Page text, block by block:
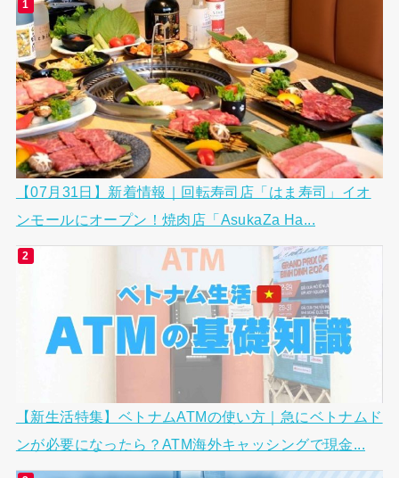
【07月31日】新着情報｜回転寿司店「はま寿司」イオ
ンモールにオープン！焼肉店「AsukaZa Ha...
【新生活特集】ベトナムATMの使い方｜急にベトナムド
ンが必要になったら？ATM海外キャッシングで現金...